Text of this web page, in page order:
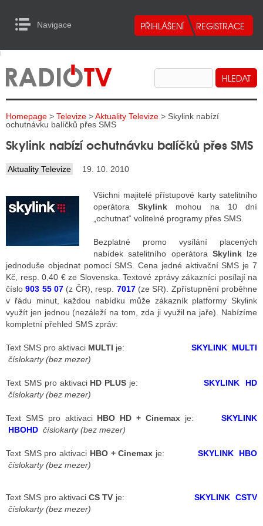
Navigace
RADIA
TELEVIZE
INTERNET
TISK
RÁDIÍ
TELEVIZE
TELEVIZÍ
VYSÍLAČE
INTERNET
RÁDIA
STRÁNKY RÁDIÍ
STRÁNKY TV
TISK
to Content
Homepage > Televize >Aktuality Televize > Skylink nabízí
ochutnávku balíčků přes SMS
Skylink nabízí ochutnávku balíčků přes SMS
Aktuality Televize 19. 10. 2010
Všichni majitelé přístupové karty satelitního
operátoraSkylink mohou na 10 dní
„ochutnat“ volitelné programy přes SMS.
Bezplatné promo vysílání placených
nabídek satelitního operátora Skylinklze
jednoduše objednat pomocí SMS. Cena jedné aktivační SMS je 7
Kč, resp. 0,40 € ze Slovenska. Textové zprávy zákazníci posílají na
číslo903 55 07 (z ČR), resp. 7017 (ze SR). Zpřístupnění proběhne
v řádu minut, každou nabídku může zákazník platformy Skylink
využít jen jednou (nezáleží na tom, zda ji využil na jaře). Nabízíme
kompletní přehled SMS zpráv:
Text SMS pro aktivaci MULTI je:
SKYLINK MULTI
číslokarty (bez mezer)
Text SMS pro aktivaci HD PLUS je:
SKYLINK HD
číslokarty (bez mezer)
Text SMS pro aktivaci HBO HD + Cinemax je:
SKYLINK
HBOHD číslokarty (bez mezer)
Text SMS pro aktivaci HBO + Cinemax je: SKYLINK HBO
číslokarty (bez mezer)
Text SMS pro aktivaciCS TV je:SKYLINK CSTV
číslokarty (bez mezer)